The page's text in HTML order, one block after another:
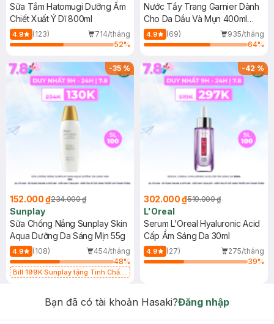
Sữa Tắm Hatomugi Dưỡng Ẩm
Chiết Xuất Ý Dĩ 800ml
4.9 (123)
714/tháng
52%
Nước Tẩy Trang Garnier Dành
Cho Da Dầu Và Mụn 400ml
(Mới)
4.9 (69)
935/tháng
64%
-35%
152.000 ₫234.000 ₫
Sunplay
Sữa Chống Nắng Sunplay Skin
Aqua Dưỡng Da Sáng Mịn 55g
4.9 (108)
454/tháng
48%
Bill 199K Sunplay tặng Tinh Chất
-42%
302.000 ₫519.000 ₫
L'Oreal
Serum L'Oreal Hyaluronic Acid
Cấp Ẩm Sáng Da 30ml
4.9 (27)
275/tháng
39%
Bạn đã có tài khoản Hasaki?Đăng nhập